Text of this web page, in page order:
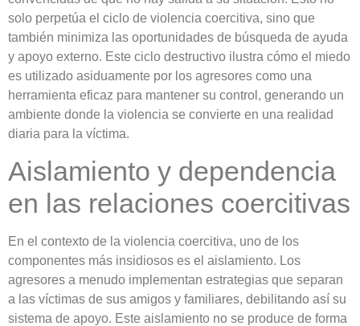
solo perpetúa el ciclo de violencia coercitiva, sino que
también minimiza las oportunidades de búsqueda de ayuda
y apoyo externo. Este ciclo destructivo ilustra cómo el miedo
es utilizado asiduamente por los agresores como una
herramienta eficaz para mantener su control, generando un
ambiente donde la violencia se convierte en una realidad
diaria para la víctima.
Aislamiento y dependencia
en las relaciones coercitivas
En el contexto de la violencia coercitiva, uno de los
componentes más insidiosos es el aislamiento. Los
agresores a menudo implementan estrategias que separan
a las víctimas de sus amigos y familiares, debilitando así su
sistema de apoyo. Este aislamiento no se produce de forma